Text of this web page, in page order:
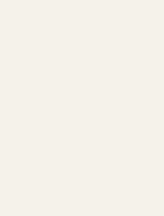
e per
ai gatti.
eccezionale,
e felice.
rischio di infezioni e
per il tuo amico a
per i gatti più